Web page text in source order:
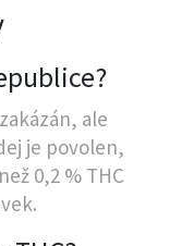
ale
je povolen,
0,2 % THC